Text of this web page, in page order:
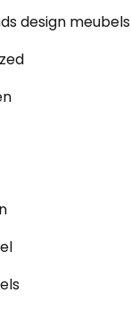
design meubels